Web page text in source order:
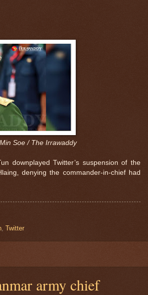
Soe / The Irrawaddy
downplayed Twitter’s suspension of the
denying the commander-in-chief had
Twitter
army chief